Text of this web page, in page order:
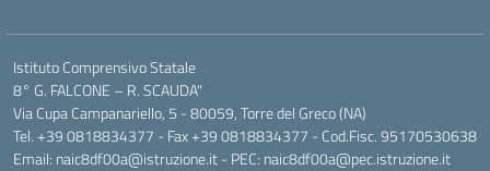
Istituto Comprensivo Statale
8° G. FALCONE – R. SCAUDA"
Via Cupa Campanariello, 5 - 80059, Torre del Greco (NA)
Tel. +39 0818834377 - Fax +39 0818834377 - Cod.Fisc. 95170530638
Email: naic8df00a@istruzione.it - PEC: naic8df00a@pec.istruzione.it